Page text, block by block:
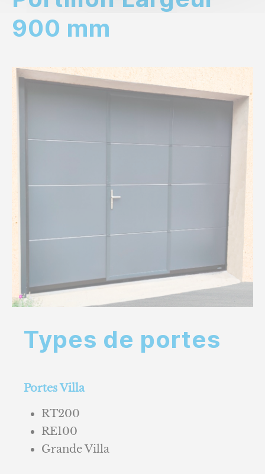
900 mm
Types de portes
Portes Villa
RT200
RE100
Grande Villa